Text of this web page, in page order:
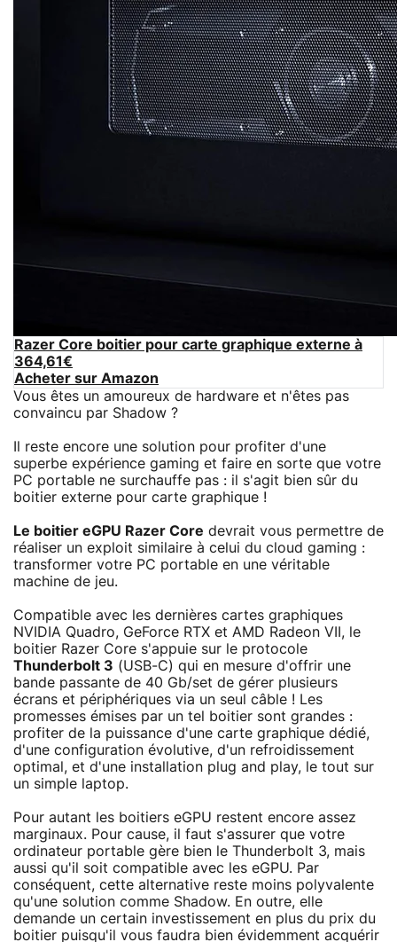
Razer Core boitier pour carte graphique externe à
364,61€
Acheter sur Amazon
Vous êtes un amoureux de hardware et n'êtes pas
convaincu par Shadow ?
Il reste encore une solution pour profiter d'une
superbe expérience gaming et faire en sorte que votre
PC portable ne surchauffe pas : il s'agit bien sûr du
boitier externe pour carte graphique !
Le boitier eGPU Razer Core devrait vous permettre de
réaliser un exploit similaire à celui du cloud gaming :
transformer votre PC portable en une véritable
machine de jeu.
Compatible avec les dernières cartes graphiques
NVIDIA Quadro, GeForce RTX et AMD Radeon VII, le
boitier Razer Core s'appuie sur le protocole
Thunderbolt 3 (USB-C) qui en mesure d'offrir une
bande passante de 40 Gb/set de gérer plusieurs
écrans et périphériques via un seul câble ! Les
promesses émises par un tel boitier sont grandes :
profiter de la puissance d'une carte graphique dédié,
d'une configuration évolutive, d'un refroidissement
optimal, et d'une installation plug and play, le tout sur
un simple laptop.
Pour autant les boitiers eGPU restent encore assez
marginaux. Pour cause, il faut s'assurer que votre
ordinateur portable gère bien le Thunderbolt 3, mais
aussi qu'il soit compatible avec les eGPU. Par
conséquent, cette alternative reste moins polyvalente
qu'une solution comme Shadow. En outre, elle
demande un certain investissement en plus du prix du
boitier puisqu'il vous faudra bien évidemment acquérir